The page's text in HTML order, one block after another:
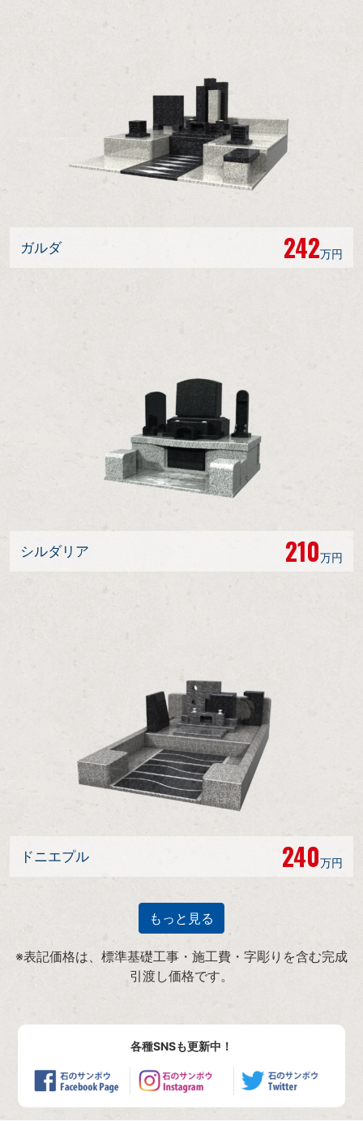
ガルダ 242万円
シルダリア 210万円
ドニエプル 240万円
もっと見る
※表記価格は、標準基礎工事・施工費・字彫りを含む完成
引渡し価格です。
各種SNSも更新中！